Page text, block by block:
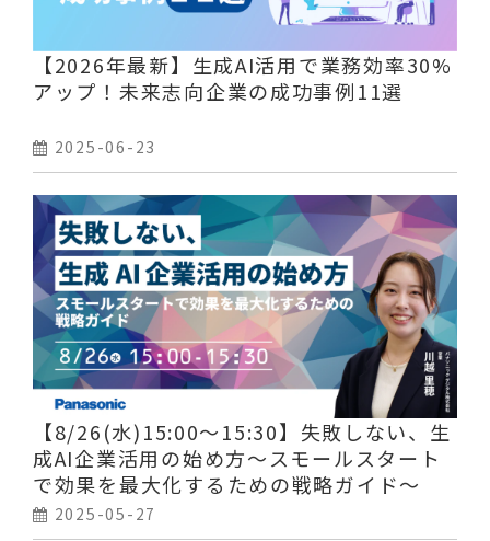
【2026年最新】生成AI活用で業務効率30%
アップ！未来志向企業の成功事例11選
2025-06-23
【8/26(水)15:00～15:30】失敗しない、生
成AI企業活用の始め方～スモールスタート
で効果を最大化するための戦略ガイド～
2025-05-27